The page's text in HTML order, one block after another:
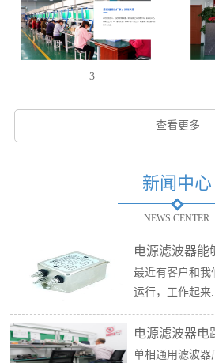
3
查看更多
新闻中心
NEWS CENTER
电源滤波器能
最近有客户和我
运行，工作起来...
电源滤波器电
单相通用滤波器